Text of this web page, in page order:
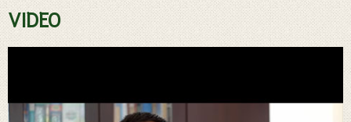
VIDEO